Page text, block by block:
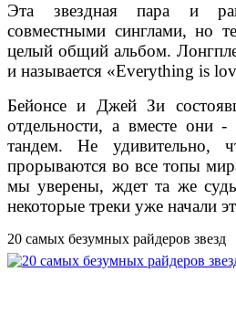
Эта звездная пара и
совместными синглами, но
целый общий альбом.
и называется «Everything is
Бейонсе и Джей Зи
отдельности, а вместе они -
тандем. Не удивительно,
прорываются во все топы
мы уверены, ждет та же
некоторые треки уже начали
20 самых безумных райдеров звезд